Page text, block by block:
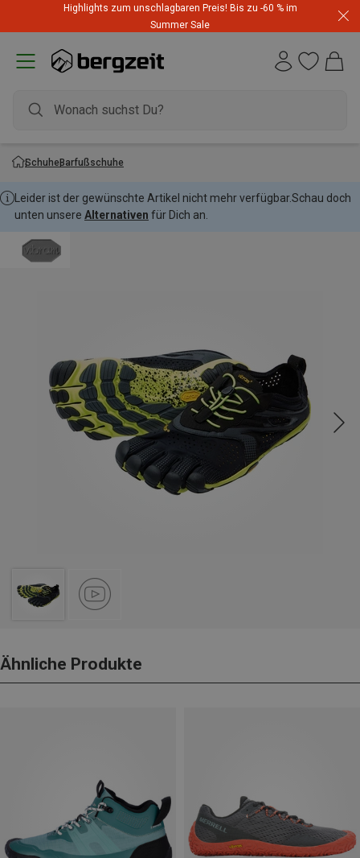
Highlights zum unschlagbaren Preis! Bis zu -60 % im
Summer Sale
SchuheBarfußschuhe
Leider ist der gewünschte Artikel nicht mehr verfügbar.Schau doch
unten unsere Alternativen für Dich an.
Ähnliche Produkte